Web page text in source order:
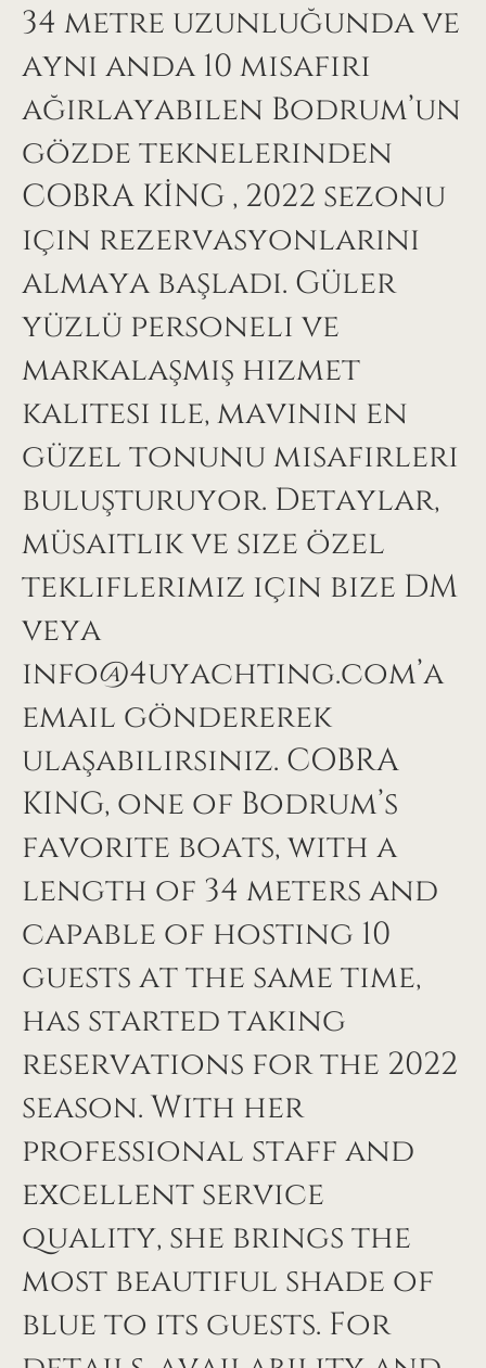
34 metre uzunluğunda ve
aynı anda 10 misafiri
ağırlayabilen Bodrum’un
gözde teknelerinden
COBRA KİNG , 2022 sezonu
için rezervasyonlarını
almaya başladı. Güler
yüzlü personeli ve
markalaşmış hizmet
kalitesi ile, mavinin en
güzel tonunu misafirleri
buluşturuyor. Detaylar,
müsaitlik ve size özel
tekliflerimiz için bize DM
veya
info@4uyachting.com’a
email göndererek
ulaşabilirsiniz. COBRA
KING, one of Bodrum’s
favorite boats, with a
length of 34 meters and
capable of hosting 10
guests at the same time,
has started taking
reservations for the 2022
season. With her
professional staff and
excellent service
quality, she brings the
most beautiful shade of
blue to its guests. For